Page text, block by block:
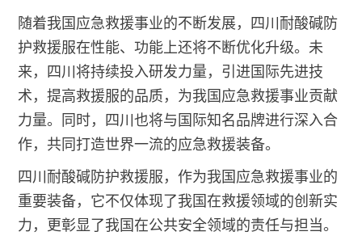
随着我国应急救援事业的不断发展，四川耐酸碱防
护救援服在性能、功能上还将不断优化升级。未
来，四川将持续投入研发力量，引进国际先进技
术，提高救援服的品质，为我国应急救援事业贡献
力量。同时，四川也将与国际知名品牌进行深入合
作，共同打造世界一流的应急救援装备。
四川耐酸碱防护救援服，作为我国应急救援事业的
重要装备，它不仅体现了我国在救援领域的创新实
力，更彰显了我国在公共安全领域的责任与担当。